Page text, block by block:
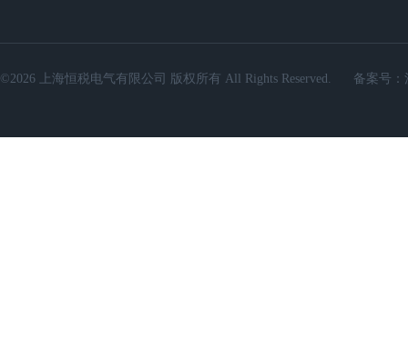
©2026 上海恒税电气有限公司 版权所有 All Rights Reserved. 备案号：